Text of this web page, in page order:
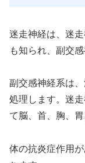
迷走神経は、迷
も知られ、副交
副交感神経系は
処理します。迷
て脳、首、胸、
体の抗炎症作用